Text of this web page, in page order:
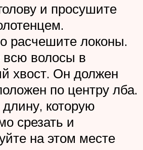
и просушите
расчешите локоны.
волосы в
хвост. Он должен
по центру лба.
которую
срезать и
на этом месте